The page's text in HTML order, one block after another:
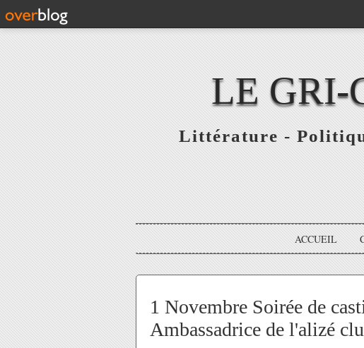
LE GRI-
Littérature -
ACCUEIL
1 Novembre Soirée de
Ambassadrice de l'alizé